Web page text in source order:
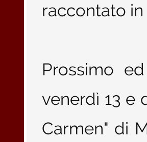
raccontato
Prossimo
venerdì 13 e
Carmen" di